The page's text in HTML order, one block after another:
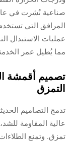
عمليات الاستبدال
مما يُطيل عمر
التمزق
تدمج التصاميم